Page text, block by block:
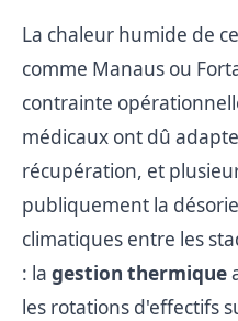
La chaleur humide de
comme Manaus ou
contrainte
médicaux ont dû
récupération, et
publiquement la
climatiques entre les
: la gestion thermique
les rotations d'effectifs